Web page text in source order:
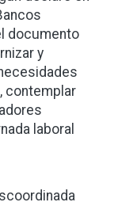
documento
y
contemplar
laboral